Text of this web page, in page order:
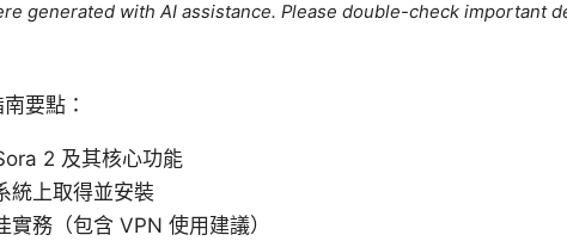
generated with AI assistance. Please double-check important
要點：
2 及其核心功能
統上取得並安裝
實務（包含 VPN 使用建議）